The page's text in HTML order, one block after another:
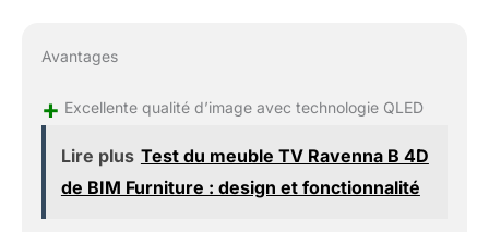
Ressentez une
profonde avec les
que vous aimez grâce
Avantages
+ Excellente qualité d’image avec technologie QLED
Lire plus Test du meuble TV Ravenna B 4D
de BIM Furniture : design et fonctionnalité